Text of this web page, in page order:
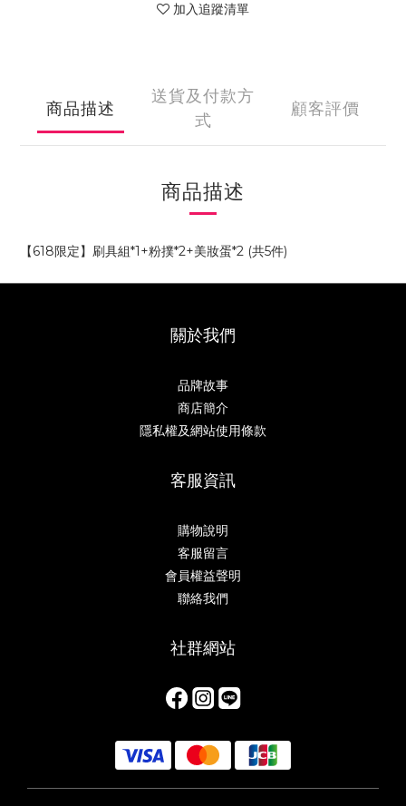
加入追蹤清單
商品描述
送貨及付款方
式
顧客評價
商品描述
【618限定】刷具組*1+粉撲*2+美妝蛋*2 (共5件)
關於我們
品牌故事
商店簡介
隱私權及網站使用條款
客服資訊
購物說明
客服留言
會員權益聲明
聯絡我們
社群網站